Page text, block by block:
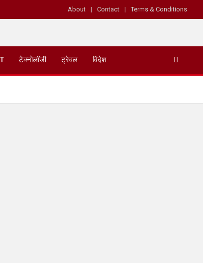
About Contact Terms & Conditions
टेक्नोलॉजी ट्रेवल विदेश